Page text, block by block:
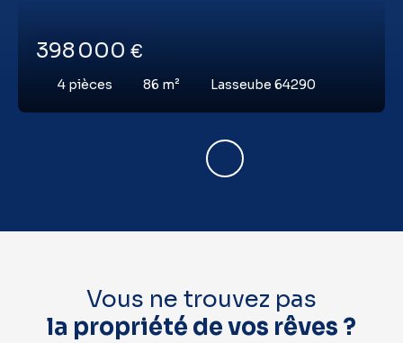
398 000 €
4 pièces 86 m² Lasseube 64290
Vous ne trouvez pas
la propriété de vos rêves ?